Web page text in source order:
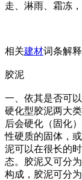
走、淋雨、霜冻，
相关建材词条解释
胶泥
一、依其是否可
硬化型胶泥两大
后会硬化（固化
性硬质的固体，
泥可以在很长的
态。胶泥又可分
构成，胶泥可分